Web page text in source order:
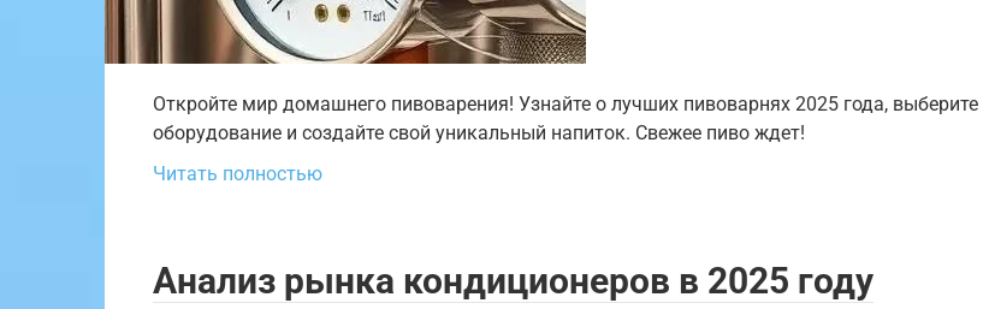
Откройте мир домашнего пивоварения! Узнайте о лучших пивоварнях 2025 года, выберите
оборудование и создайте свой уникальный напиток. Свежее пиво ждет!
Читать полностью
Анализ рынка кондиционеров в 2025 году